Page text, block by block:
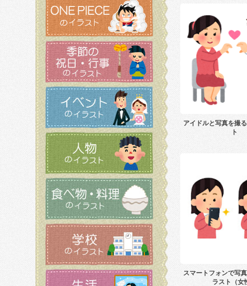
アイドルと写真を撮
ト
スマートフォンで写
ラスト（女